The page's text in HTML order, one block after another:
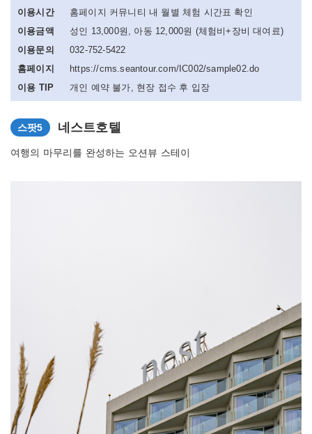
이용시간
홈페이지 커뮤니티 내 월별 체험 시간표 확인
이용금액
성인 13,000원, 아동 12,000원 (체험비+장비 대여료)
이용문의
032-752-5422
홈페이지
https://cms.seantour.com/IC002/sample02.do
이용 TIP
개인 예약 불가, 현장 접수 후 입장
스팟5 네스트호텔
여행의 마무리를 완성하는 오션뷰 스테이